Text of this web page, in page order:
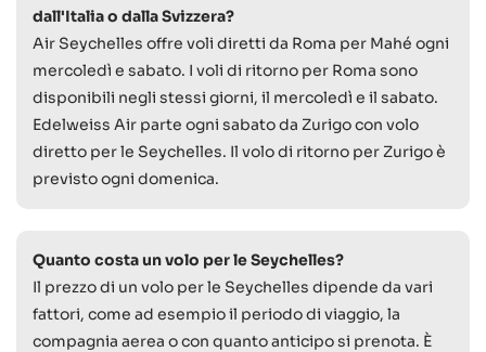
dall'Italia o dalla Svizzera?
Air Seychelles offre voli diretti da Roma per Mahé ogni
mercoledì e sabato. I voli di ritorno per Roma sono
disponibili negli stessi giorni, il mercoledì e il sabato.
Edelweiss Air parte ogni sabato da Zurigo con volo
diretto per le Seychelles. Il volo di ritorno per Zurigo è
previsto ogni domenica.
Quanto costa un volo per le Seychelles?
Il prezzo di un volo per le Seychelles dipende da vari
fattori, come ad esempio il periodo di viaggio, la
compagnia aerea o con quanto anticipo si prenota. È